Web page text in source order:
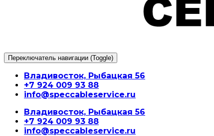
Переключатель навигации (Toggle)
Владивосток, Рыбацкая 56
+7 924 009 93 88
info@speccableservice.ru
Владивосток, Рыбацкая 56
+7 924 009 93 88
info@speccableservice.ru